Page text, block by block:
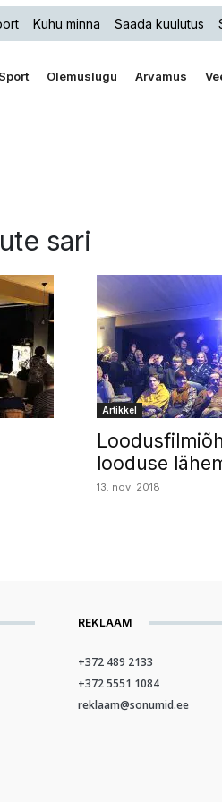
Kuhu minna Saada kuulutus
Sport Olemuslugu Arvamus
sari
Artikkel
looduse
13. nov. 2018
REKLAAM
+372 489 2133
+372 5551 1084
reklaam@sonumid.ee